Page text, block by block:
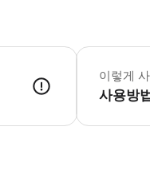
* 참고: 매월 13
이렇게
사용방법